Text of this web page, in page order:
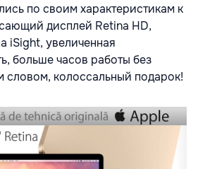
по своим характеристикам к
дисплей Retina HD,
iSight, увеличенная
больше часов работы без
словом, колоссальный подарок!